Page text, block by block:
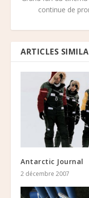
continue de
ARTICLES
Antarctic Journal
2 décembre 2007